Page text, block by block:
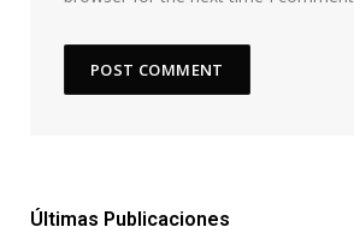
Últimas Publicaciones